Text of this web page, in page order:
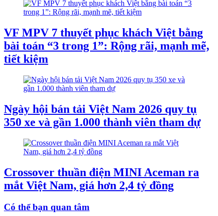
VF MPV 7 thuyết phục khách Việt bằng
bài toán “3 trong 1”: Rộng rãi, mạnh mẽ,
tiết kiệm
Ngày hội bán tải Việt Nam 2026 quy tụ
350 xe và gần 1.000 thành viên tham dự
Crossover thuần điện MINI Aceman ra
mắt Việt Nam, giá hơn 2,4 tỷ đồng
Có thể bạn quan tâm